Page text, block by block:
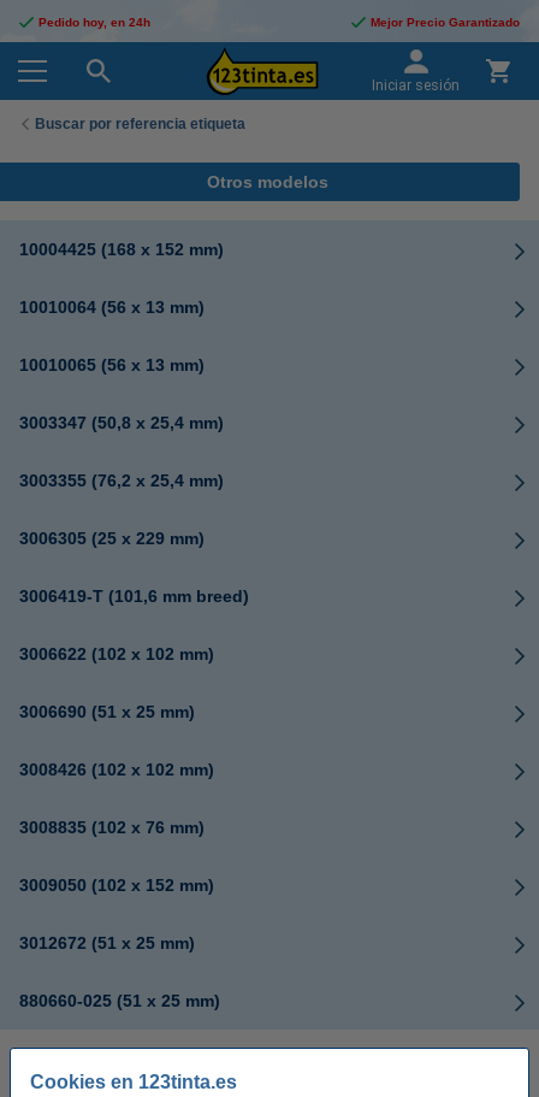
Cookies en 123tinta.es
Pedido hoy, en 24h Mejor Precio Garantizado
Iniciar sesión
Buscar por referencia etiqueta
Otros modelos
10004425 (168 x 152 mm)
10010064 (56 x 13 mm)
10010065 (56 x 13 mm)
3003347 (50,8 x 25,4 mm)
3003355 (76,2 x 25,4 mm)
3006305 (25 x 229 mm)
3006419-T (101,6 mm breed)
3006622 (102 x 102 mm)
3006690 (51 x 25 mm)
3008426 (102 x 102 mm)
3008835 (102 x 76 mm)
3009050 (102 x 152 mm)
3012672 (51 x 25 mm)
880660-025 (51 x 25 mm)